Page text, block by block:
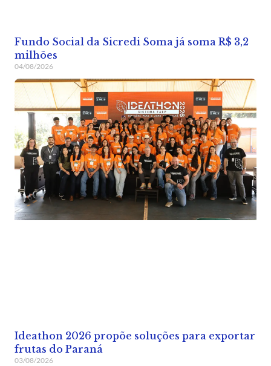
Fundo Social da Sicredi Soma já soma R$ 3,2
milhões
04/08/2026
Ideathon 2026 propõe soluções para exportar
frutas do Paraná
03/08/2026